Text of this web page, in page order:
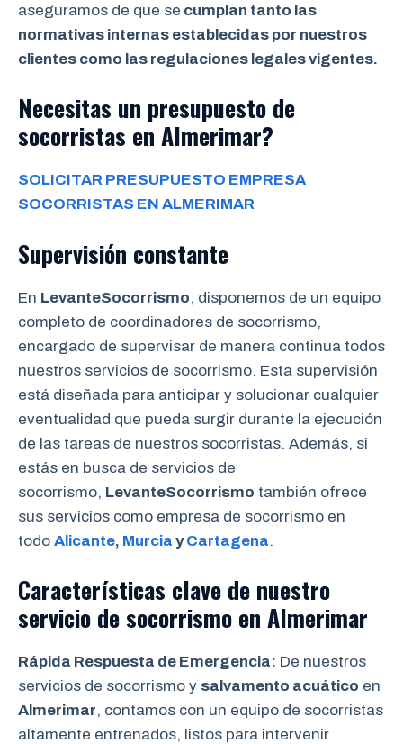
aseguramos de que se cumplan tanto las
normativas internas establecidas por nuestros
clientes como las regulaciones legales vigentes.
Necesitas un presupuesto de
socorristas en Almerimar?
SOLICITAR PRESUPUESTO EMPRESA
SOCORRISTAS EN ALMERIMAR
Supervisión constante
En LevanteSocorrismo, disponemos de un equipo
completo de coordinadores de socorrismo,
encargado de supervisar de manera continua todos
nuestros servicios de socorrismo. Esta supervisión
está diseñada para anticipar y solucionar cualquier
eventualidad que pueda surgir durante la ejecución
de las tareas de nuestros socorristas. Además, si
estás en busca de servicios de
socorrismo, LevanteSocorrismo también ofrece
sus servicios como empresa de socorrismo en
todo Alicante, Murcia yCartagena.
Características clave de nuestro
servicio de socorrismo en Almerimar
Rápida Respuesta de Emergencia: De nuestros
servicios de socorrismo y salvamento acuático en
Almerimar, contamos con un equipo de socorristas
altamente entrenados, listos para intervenir